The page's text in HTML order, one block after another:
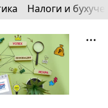
Налоги и